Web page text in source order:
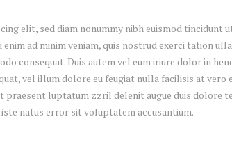
elit, sed diam nonummy nibh euismod
enim ad minim veniam, quis nostrud exerci tation
consequat. Duis autem vel eum iriure dolor in
vel illum dolore eu feugiat nulla facilisis at vero
praesent luptatum zzril delenit augue duis dolore
natus error sit voluptatem accusantium.